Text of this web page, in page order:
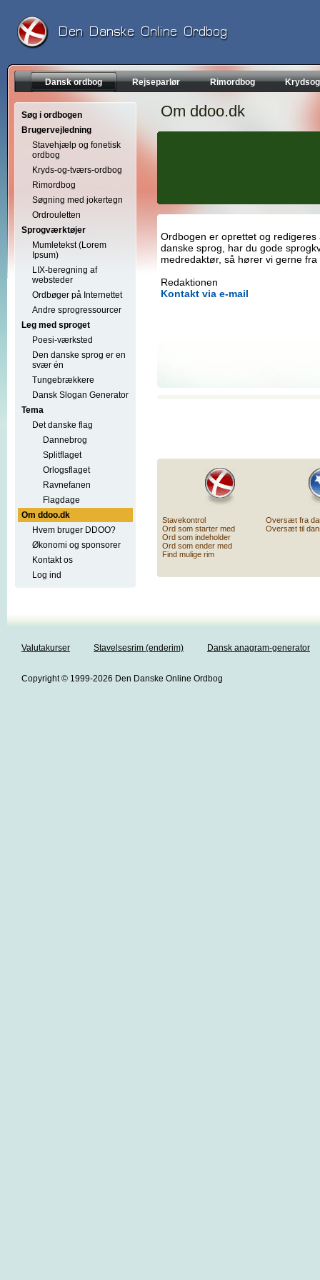
Dansk ordbog Rejseparlør Rimordbog
Søg i ordbogen
Brugervejledning
Stavehjælp og fonetisk
ordbog
Kryds-og-tværs-ordbog
Rimordbog
Søgning med jokertegn
Ordrouletten
Sprogværktøjer
Mumletekst (Lorem
Ipsum)
LIX-beregning af
websteder
Ordbøger på Internettet
Andre sprogressourcer
Leg med sproget
Poesi-værksted
Den danske sprog er en
svær én
Tungebrækkere
Dansk Slogan Generator
Tema
Det danske flag
Dannebrog
Splitflaget
Orlogsflaget
Ravnefanen
Flagdage
Om ddoo.dk
Hvem bruger DDOO?
Økonomi og sponsorer
Kontakt os
Log ind
Om ddoo.dk
Ordbogen er oprettet og
danske sprog, har du gode
medredaktør, så hører vi gerne fra
Redaktionen
Kontakt via e-mail
Stavekontrol
Ord som starter med
Ord som indeholder
Ord som ender med
Find mulige rim
Oversæt fra
Oversæt til
Valutakurser Stavelsesrim (enderim) Dansk anagram-generator
Copyright © 1999-2026 Den Danske Online Ordbog